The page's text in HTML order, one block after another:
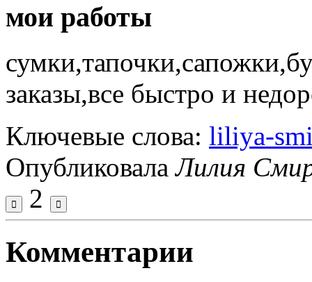
мои работы
заказы,все быстро и
Ключевые слова: liliya-
ОпубликовалаЛилия
2
Комментарии